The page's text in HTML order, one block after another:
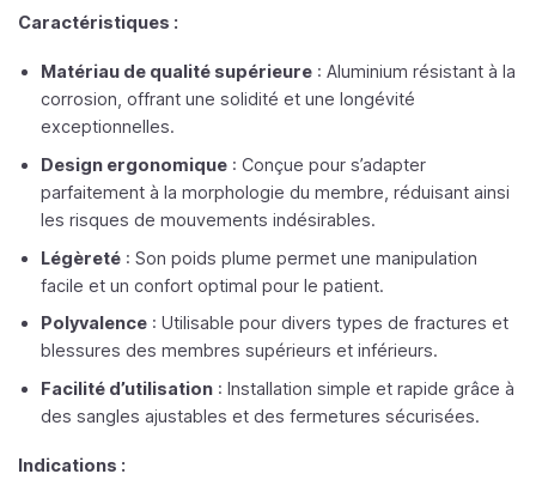
Caractéristiques :
Matériau de qualité supérieure: Aluminium résistant à la
corrosion, offrant une solidité et une longévité
exceptionnelles.
Design ergonomique: Conçue pour s’adapter
parfaitement à la morphologie du membre, réduisant ainsi
les risques de mouvements indésirables.
Légèreté: Son poids plume permet une manipulation
facile et un confort optimal pour le patient.
Polyvalence: Utilisable pour divers types de fractures et
blessures des membres supérieurs et inférieurs.
Facilité d’utilisation: Installation simple et rapide grâce à
des sangles ajustables et des fermetures sécurisées.
Indications :